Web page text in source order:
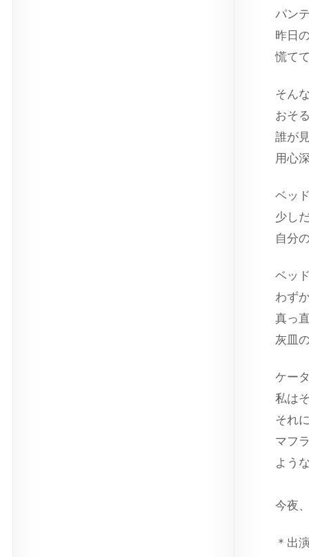
パン
昨日
慌て
そん
おそ
誰が
用心
ベッ
少し
自分
ベッ
わず
真っ
灰皿
ケー
私は
それ
マフ
よう
今夜
＊出